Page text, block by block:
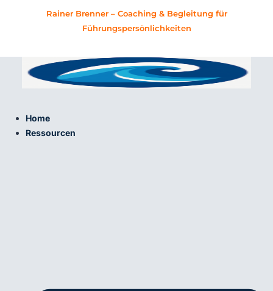
Rainer Brenner – Coaching & Begleitung für
Führungspersönlichkeiten
Home
Ressourcen